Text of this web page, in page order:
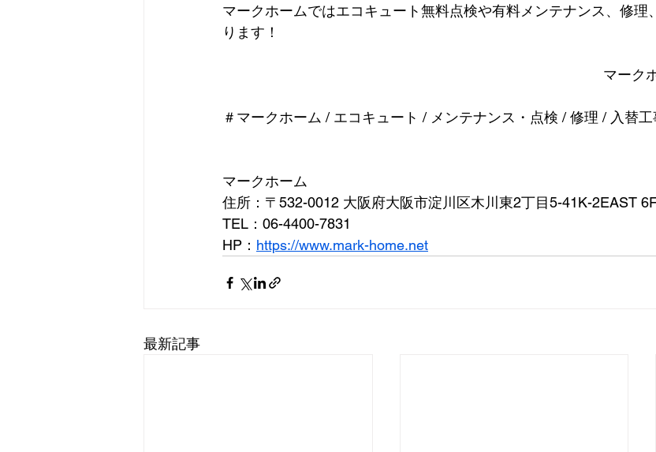
マークホームではエコキュート無料点検や有料メンテナンス、修理
ります！
マーク
＃マークホーム / エコキュート / メンテナンス・点検 / 修理 / 入替工
マークホーム
住所：〒532-0012 大阪府大阪市淀川区木川東2丁目5-41K-2EAST
TEL：06-4400-7831
HP： https://www.mark-home.net
最新記事